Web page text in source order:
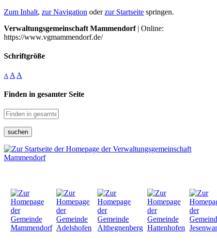
Zum Inhalt, zur Navigation oderzur Startseite springen.
Verwaltungsgemeinschaft Mammendorf| Online:
https://www.vgmammendorf.de/
Schriftgröße
A A A
Finden in gesamter Seite
suchen